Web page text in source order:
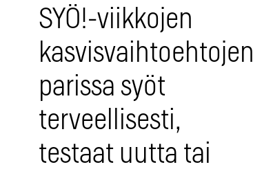
SYÖ!-viikkojen
kasvisvaihtoehtojen
parissa syöt
terveellisesti,
testaat uutta tai